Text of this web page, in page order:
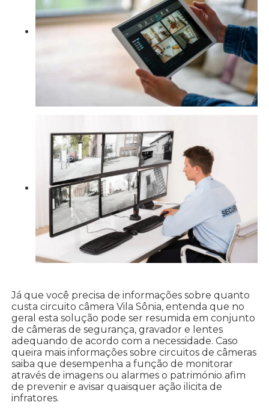
Já que você precisa de informações sobre quanto
custa circuito câmera Vila Sônia, entenda que no
geral esta solução pode ser resumida em conjunto
de câmeras de segurança, gravador e lentes
adequando de acordo com a necessidade. Caso
queira mais informações sobre circuitos de câmeras
saiba que desempenha a função de monitorar
através de imagens ou alarmes o património afim
de prevenir e avisar quaisquer ação ilicita de
infratores.